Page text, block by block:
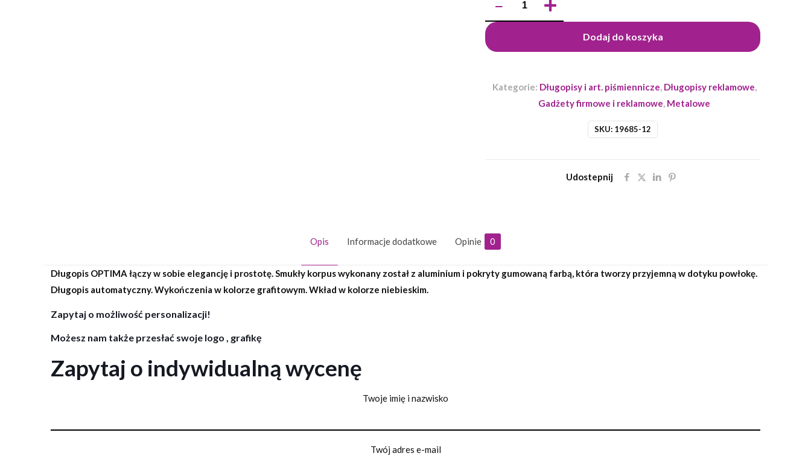
OPTIMA
Dodaj do koszyka
SKU: 19685-12
Kategorie: Długopisy i art. piśmiennicze, Długopisy reklamowe,
Gadżety firmowe i reklamowe, Metalowe
Udostepnij
Opis Informacje dodatkowe Opinie 0
Długopis OPTIMA łączy w sobie elegancję i prostotę. Smukły korpus wykonany został z aluminium i pokryty gumowaną farbą, która tworzy przyjemną w dotyku powłokę.
Długopis automatyczny. Wykończenia w kolorze grafitowym. Wkład w kolorze niebieskim.
Zapytaj o możliwość personalizacji!
Możesz nam także przesłać swoje logo , grafikę
Zapytaj o indywidualną wycenę
Twoje imię i nazwisko
Twój adres e-mail